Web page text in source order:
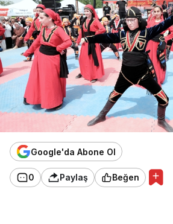
Google'da Abone Ol
0 Paylaş Beğen